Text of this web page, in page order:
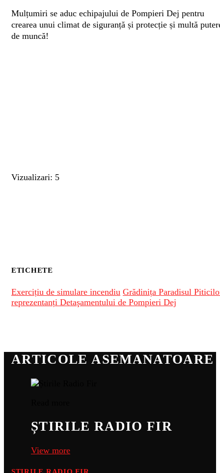
Mulțumiri se aduc echipajului de Pompieri Dej pentru
crearea unui climat de siguranță și protecție și multă
de muncă!
Vizualizari: 5
ETICHETE
Exercițiu de simulare incendiu Grădinița Paradisul
reprezentanți Detaşamentului de Pompieri Dej
ARTICOLE ASEMANATOARE
ȘTIRILE RADIO FIR
View more